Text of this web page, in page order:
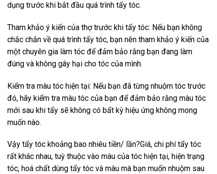
dụng trước khi bắt đầu quá trình tẩy tóc.
Tham khảo ý kiến của thợ trước khi tẩy tóc: Nếu bạn không
chắc chắn về quá trình tẩy tóc, bạn nên tham khảo ý kiến ​​của
một chuyên gia làm tóc để đảm bảo rằng bạn đang làm
đúng và không gây hại cho tóc của mình.
Kiểm tra màu tóc hiện tại: Nếu bạn đã từng nhuộm tóc trước
đó, hãy kiểm tra màu tóc của bạn để đảm bảo rằng màu tóc
mới sau khi tẩy sẽ không có bất kỳ hiệu ứng không mong
muốn nào.
Vậy tẩy tóc khoảng bao nhiêu tiền/ lần?Giá, chi phí tẩy tóc
rất khác nhau, tuỳ thuộc vào màu của tóc hiện tại, hiện trạng
tóc, hoá chất dùng tẩy tóc và màu mà bạn muốn nhuộm sau